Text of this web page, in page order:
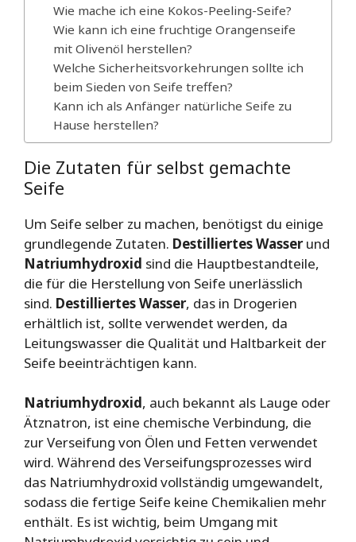
Wie mache ich eine Kokos-Peeling-Seife?
Wie kann ich eine fruchtige Orangenseife
mit Olivenöl herstellen?
Welche Sicherheitsvorkehrungen sollte ich
beim Sieden von Seife treffen?
Kann ich als Anfänger natürliche Seife zu
Hause herstellen?
Die Zutaten für selbst gemachte
Seife
Um Seife selber zu machen, benötigst du einige
grundlegende Zutaten. Destilliertes Wasserund
Natriumhydroxid sind die Hauptbestandteile,
die für die Herstellung von Seife unerlässlich
sind. Destilliertes Wasser, das in Drogerien
erhältlich ist, sollte verwendet werden, da
Leitungswasser die Qualität und Haltbarkeit der
Seife beeinträchtigen kann.
Natriumhydroxid, auch bekannt als Lauge oder
Ätznatron, ist eine chemische Verbindung, die
zur Verseifung von Ölen und Fetten verwendet
wird. Während des Verseifungsprozesses wird
das Natriumhydroxid vollständig umgewandelt,
sodass die fertige Seife keine Chemikalien mehr
enthält. Es ist wichtig, beim Umgang mit